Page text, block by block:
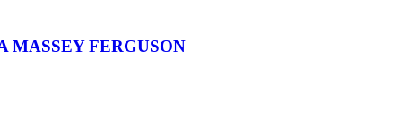
MASSEY FERGUSON